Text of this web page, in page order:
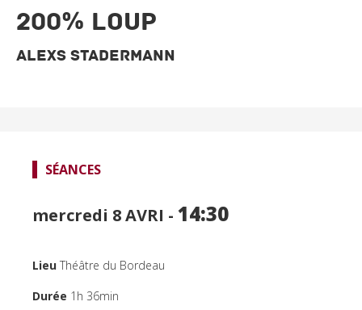
CINÉMA
FOCUS CINÉMA
200% LOUP
Alexs Stadermann
SÉANCES
mercredi 8AVRI - 14:30
Lieu Théâtre du Bordeau
Durée 1h 36min